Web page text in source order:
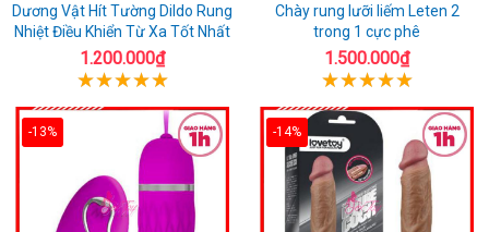
Dương Vật Hít Tường Dildo Rung
Nhiệt Điều Khiển Từ Xa Tốt Nhất
1.200.000₫
Chày rung lưỡi liếm Leten 2
trong 1 cực phê
1.500.000₫
-13% -14%